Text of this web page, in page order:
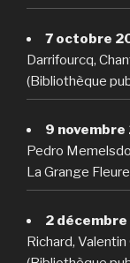
7 octobre
Darrifourcq,
(Bibliothèque
9
Pedro
La Grange
2
Richard,